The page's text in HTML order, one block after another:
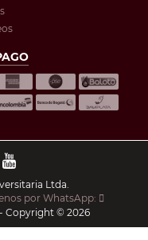
Ltda.
por WhatsApp:
Copyright © 2026